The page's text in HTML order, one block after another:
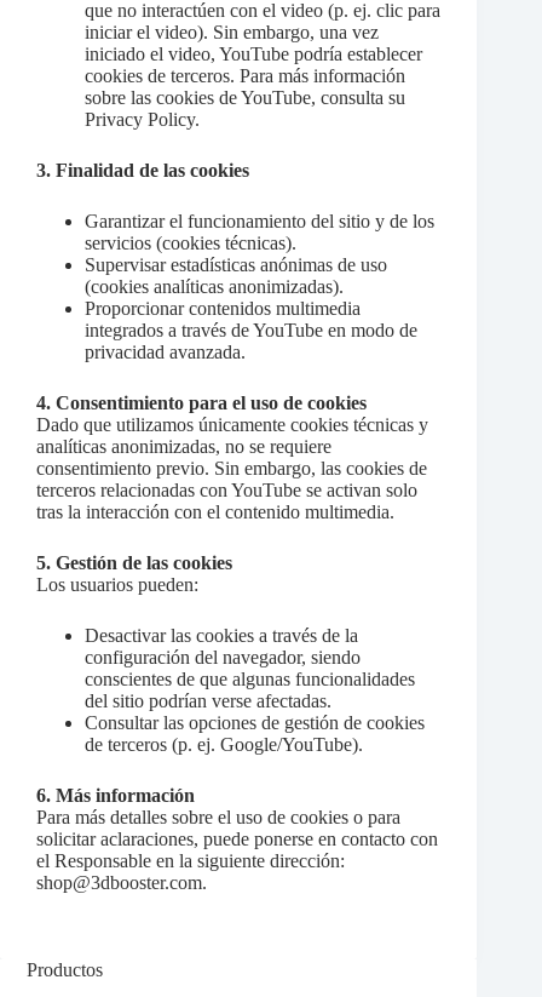
que no interactúen con el video (p. ej. clic para
iniciar el video). Sin embargo, una vez
iniciado el video, YouTube podría establecer
cookies de terceros. Para más información
sobre las cookies de YouTube, consulta su
Privacy Policy.
3. Finalidad de las cookies
Garantizar el funcionamiento del sitio y de los
servicios (cookies técnicas).
Supervisar estadísticas anónimas de uso
(cookies analíticas anonimizadas).
Proporcionar contenidos multimedia
integrados a través de YouTube en modo de
privacidad avanzada.
4. Consentimiento para el uso de cookies
Dado que utilizamos únicamente cookies técnicas y
analíticas anonimizadas, no se requiere
consentimiento previo. Sin embargo, las cookies de
terceros relacionadas con YouTube se activan solo
tras la interacción con el contenido multimedia.
5. Gestión de las cookies
Los usuarios pueden:
Desactivar las cookies a través de la
configuración del navegador, siendo
conscientes de que algunas funcionalidades
del sitio podrían verse afectadas.
Consultar las opciones de gestión de cookies
de terceros (p. ej. Google/YouTube).
6. Más información
Para más detalles sobre el uso de cookies o para
solicitar aclaraciones, puede ponerse en contacto con
el Responsable en la siguiente dirección:
shop@3dbooster.com.
Productos